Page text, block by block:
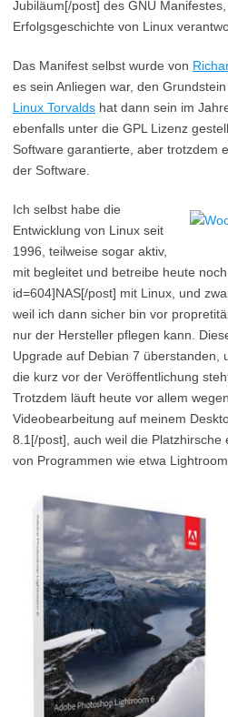
Jubiläum[/post] des GNU
Erfolgsgeschichte von Linux
Das Manifest selbst wurde von
es sein Anliegen war, den
Linux Torvalds hat dann sein im
ebenfalls unter die GPL Lizenz
Software garantierte, aber trotzdem
der Software.
Ich selbst habe die
Entwicklung von Linux seit
1996, teilweise sogar aktiv,
mit begleitet und betreibe heute
id=604]NAS[/post] mit Linux, und
weil ich dann sicher bin vor
nur der Hersteller pflegen kann.
Upgrade auf Debian 7 überstanden,
die kurz vor der Veröffentlichung
Trotzdem läuft heute vor allem
Videobearbeitung auf meinem
8.1[/post], auch weil die Platzhirsche
von Programmen wie etwa Lightroom